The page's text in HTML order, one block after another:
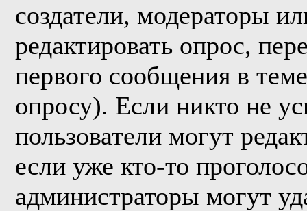
создатели, модераторы
редактировать опрос,
первого сообщения в
опросу). Если никто не
пользователи могут
если уже кто-то
администраторы могут